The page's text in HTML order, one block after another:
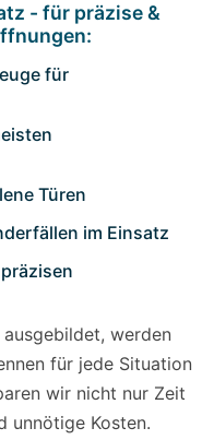
- für präzise &
für
Türen
im Einsatz
werden
für jede Situation
wir nicht nur Zeit
unnötige Kosten.